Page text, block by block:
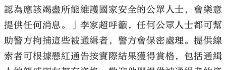
認為應該竭盡所能維護國家安全的公眾人士，會樂意
提供任何消息。」李家超呼籲，任何公眾人士都可幫
助警方拘捕這些被通緝者，警方會保密處理。提供線
索者可根據懸紅通告按實際結果獲得賞格，包括通緝